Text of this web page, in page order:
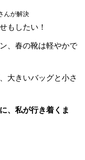
んが解決
もしたい！
、春の靴は軽やかで
大きいバッグと小さ
、私が行き着くま